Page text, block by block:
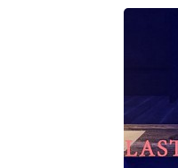
Yu-Gi-Oh!